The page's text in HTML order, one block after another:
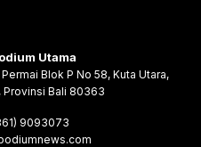
Utama
Blok P No 58, Kuta Utara,
Provinsi Bali 80363
9093073